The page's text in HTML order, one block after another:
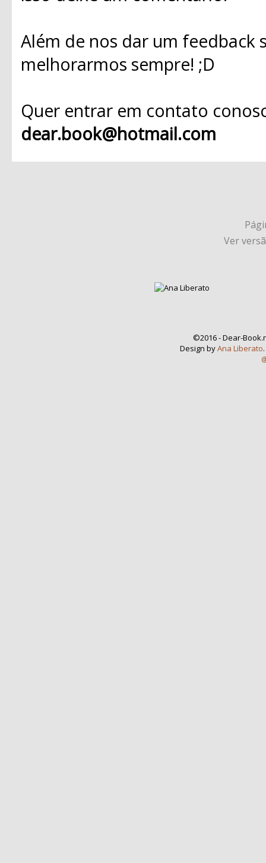
Além de nos dar um
melhorarmos sempre! ;D
Quer entrar em contato
dear.book@hotmail.com
Ver
©2016 - Dear-
Design byAna Liberato